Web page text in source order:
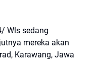
Wls sedang
mereka akan
Karawang, Jawa